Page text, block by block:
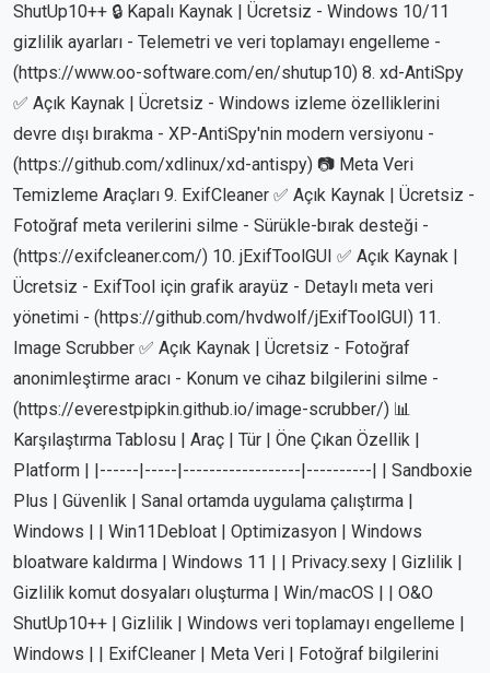
ShutUp10++ 🔒 Kapalı Kaynak | Ücretsiz - Windows 10/11
gizlilik ayarları - Telemetri ve veri toplamayı engelleme -
(https://www.oo-software.com/en/shutup10) 8. xd-AntiSpy
✅ Açık Kaynak | Ücretsiz - Windows izleme özelliklerini
devre dışı bırakma - XP-AntiSpy'nin modern versiyonu -
(https://github.com/xdlinux/xd-antispy) 📷 Meta Veri
Temizleme Araçları 9. ExifCleaner ✅ Açık Kaynak | Ücretsiz -
Fotoğraf meta verilerini silme - Sürükle-bırak desteği -
(https://exifcleaner.com/) 10. jExifToolGUI ✅ Açık Kaynak |
Ücretsiz - ExifTool için grafik arayüz - Detaylı meta veri
yönetimi - (https://github.com/hvdwolf/jExifToolGUI) 11.
Image Scrubber ✅ Açık Kaynak | Ücretsiz - Fotoğraf
anonimleştirme aracı - Konum ve cihaz bilgilerini silme -
(https://everestpipkin.github.io/image-scrubber/) 📊
Karşılaştırma Tablosu | Araç | Tür | Öne Çıkan Özellik |
Platform | |------|-----|------------------|----------| | Sandboxie
Plus | Güvenlik | Sanal ortamda uygulama çalıştırma |
Windows | | Win11Debloat | Optimizasyon | Windows
bloatware kaldırma | Windows 11 | | Privacy.sexy | Gizlilik |
Gizlilik komut dosyaları oluşturma | Win/macOS | | O&O
ShutUp10++ | Gizlilik | Windows veri toplamayı engelleme |
Windows | | ExifCleaner | Meta Veri | Fotoğraf bilgilerini